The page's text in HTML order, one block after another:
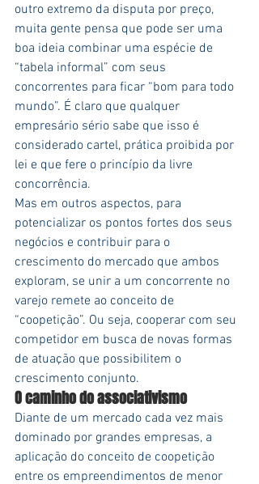
outro extremo da disputa por preço,
muita gente pensa que pode ser uma
boa ideia combinar uma espécie de
“tabela informal” com seus
concorrentes para ficar “bom para todo
mundo”. É claro que qualquer
empresário sério sabe que isso é
considerado cartel, prática proibida por
lei e que fere o princípio da livre
concorrência.
Mas em outros aspectos, para
potencializar os pontos fortes dos seus
negócios e contribuir para o
crescimento do mercado que ambos
exploram, se unir a um concorrente no
varejo remete ao conceito de
“coopetição”. Ou seja, cooperar com seu
competidor em busca de novas formas
de atuação que possibilitem o
crescimento conjunto.
O caminho do associativismo
Diante de um mercado cada vez mais
dominado por grandes empresas, a
aplicação do conceito de coopetição
entre os empreendimentos de menor